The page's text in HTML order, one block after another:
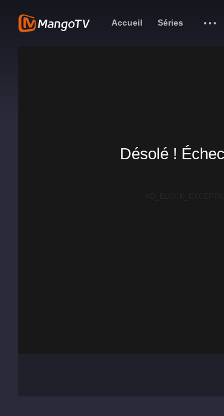
Accueil Séries
Désolé !